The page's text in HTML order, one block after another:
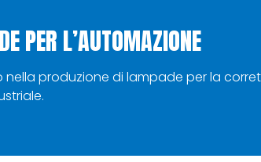
PER L’AUTOMAZIONE
nella produzione di lampade per la